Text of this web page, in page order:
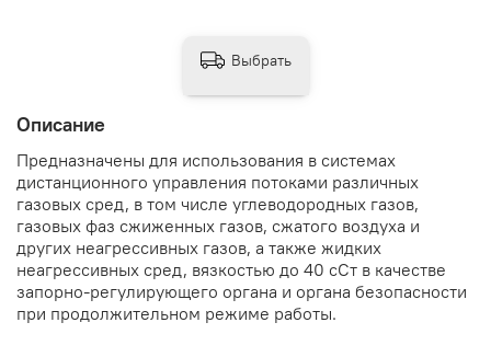
Описание
Предназначены для использования в системах
дистанционного управления потоками различных
газовых сред, в том числе углеводородных газов,
газовых фаз сжиженных газов, сжатого воздуха и
других неагрессивных газов, а также жидких
неагрессивных сред, вязкостью до 40 сСт в качестве
запорно-регулирующего органа и органа безопасности
при продолжительном режиме работы.
Выбрать